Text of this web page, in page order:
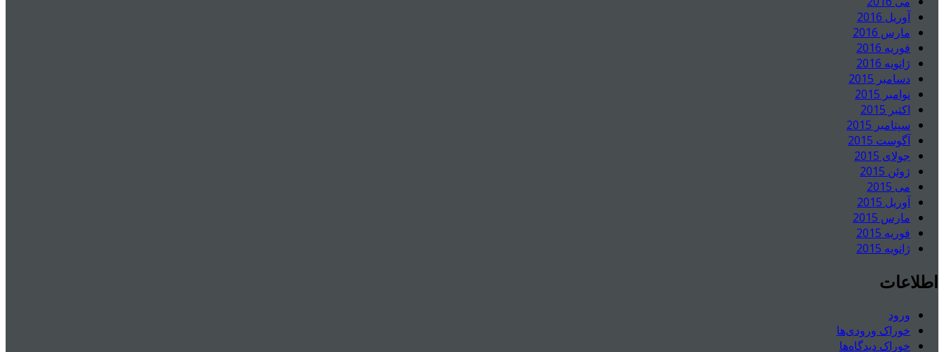
آوریل 2016
مارس 2016
فوریه 2016
ژانویه 2016
دسامبر 2015
نوامبر 2015
اکتبر 2015
سپتامبر 2015
آگوست 2015
جولای 2015
ژوئن 2015
می 2015
آوریل 2015
مارس 2015
فوریه 2015
ژانویه 2015
اطلاعات
ورود
خوراک ورودی‌ها
خوراک دیدگاه‌ها